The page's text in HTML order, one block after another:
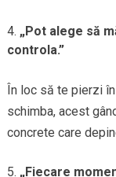
„Pot alege să
controla.”
În loc să te pierzi
schimba, acest
concrete care
„Fiecare